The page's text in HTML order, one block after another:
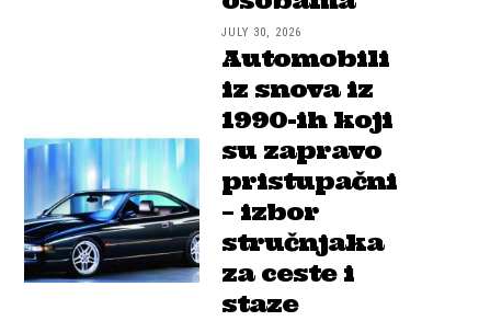
JULY 30, 2026
Automobili
iz snova iz
1990-ih koji
su zapravo
pristupačni
– izbor
stručnjaka
za ceste i
staze